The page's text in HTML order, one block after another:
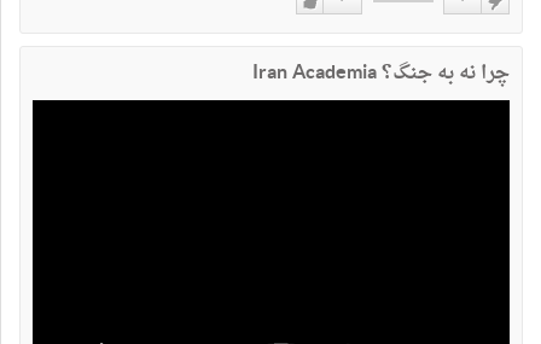
چرا نه به جنگ؟ Iran Academia